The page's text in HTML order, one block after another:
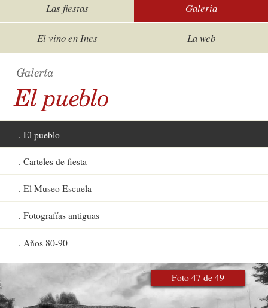
Las fiestas Galeria
El vino en Ines La web
El pueblo
Carteles de fiesta
El Museo Escuela
Fotografías antiguas
Años 80-90
Foto 47 de 49